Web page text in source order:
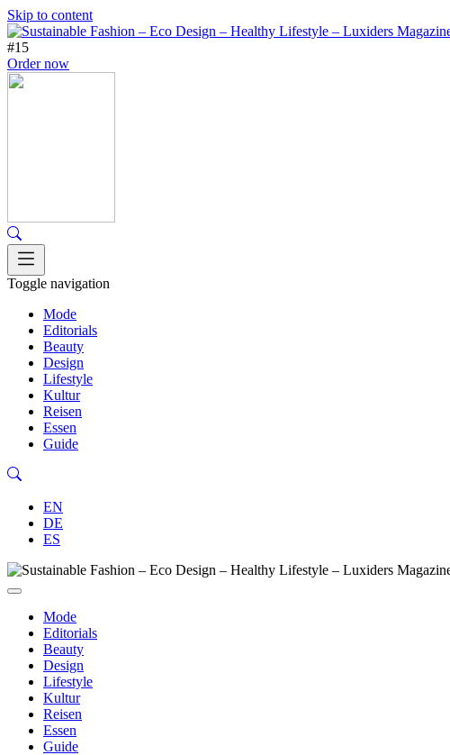
Skip to content
#15
Order now
Toggle navigation
Mode
Editorials
Beauty
Design
Lifestyle
Kultur
Reisen
Essen
Guide
EN
DE
ES
Mode
Editorials
Beauty
Design
Lifestyle
Kultur
Reisen
Essen
Guide